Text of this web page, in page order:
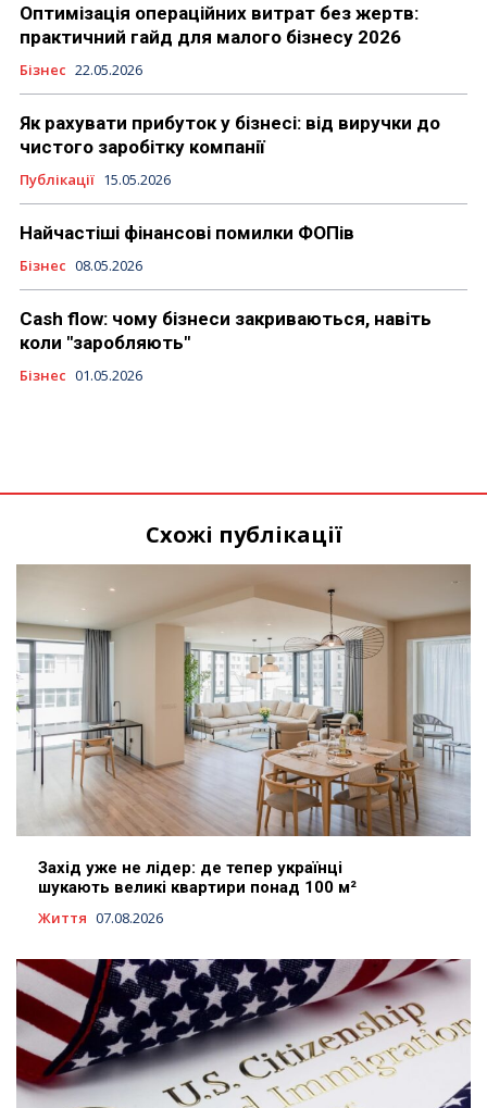
Оптимізація операційних витрат без жертв:
практичний гайд для малого бізнесу 2026
Бізнес 22.05.2026
Як рахувати прибуток у бізнесі: від виручки до
чистого заробітку компанії
Публікації 15.05.2026
Найчастіші фінансові помилки ФОПів
Бізнес 08.05.2026
Cash flow: чому бізнеси закриваються, навіть
коли "заробляють"
Бізнес 01.05.2026
Схожі публікації
Захід уже не лідер: де тепер українці
шукають великі квартири понад 100 м²
Життя 07.08.2026